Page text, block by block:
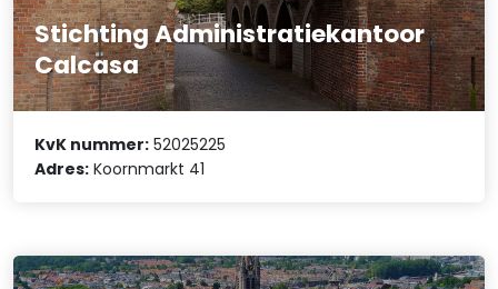
Stichting Administratiekantoor
Calcasa
KvK nummer: 52025225
Adres: Koornmarkt 41